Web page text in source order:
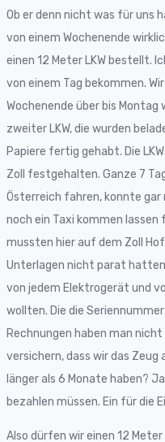
Ob er denn nicht was für uns
von einem Wochenende
einen 12 Meter LKW bestellt.
von einem Tag bekommen.
Wochenende über bis Montag
zweiter LKW, die wurden
Papiere fertig gehabt. Die
Zoll festgehalten. Ganze 7
Österreich fahren, konnte
noch ein Taxi kommen lassen
mussten hier auf dem Zoll
Unterlagen nicht parat
von jedem Elektrogerät und
wollten. Die die
Rechnungen haben man
versichern, dass wir das Zeug
länger als 6 Monate haben?
bezahlen müssen. Ein für die
Also dürfen wir einen 12